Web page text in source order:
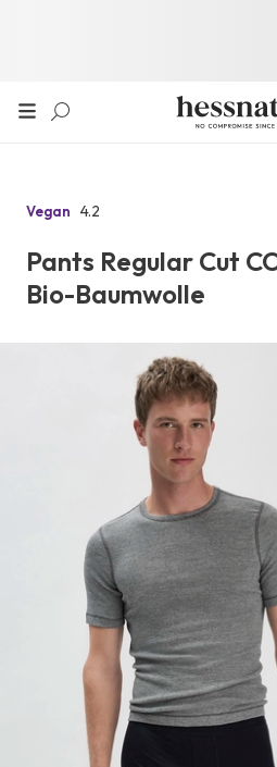
Zu
Reviews
4.2
Vegan
Pants Regular Cut
Bio-Baumwolle